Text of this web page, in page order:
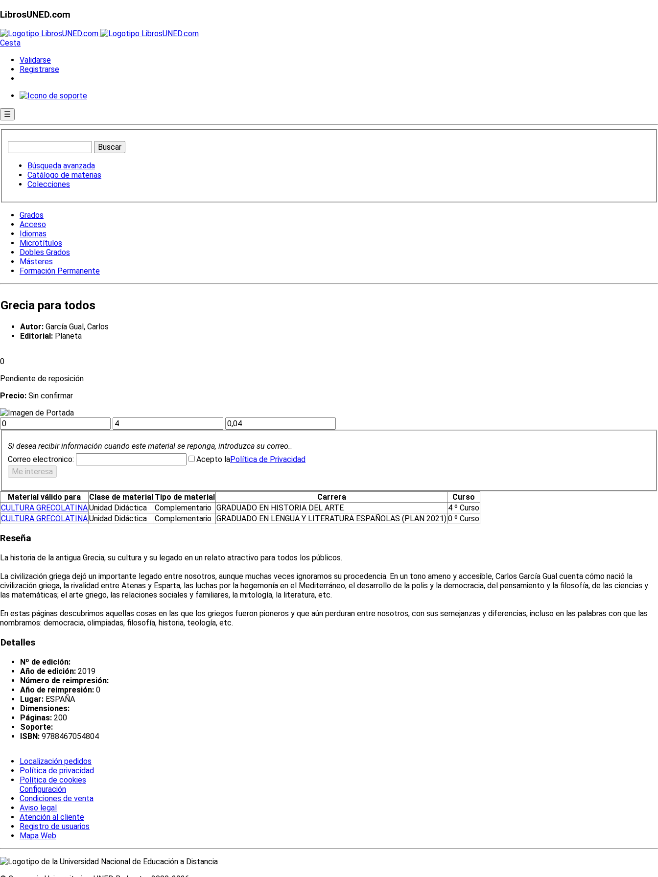
LibrosUNED.com
Cesta
Validarse
Registrarse
☰
Búsqueda avanzada
Catálogo de materias
Colecciones
Grados
Acceso
Idiomas
Microtítulos
Dobles Grados
Másteres
Formación Permanente
Grecia para todos
Autor: García Gual, Carlos
Editorial: Planeta
0
Pendiente de reposición
Precio: Sin confirmar
Si desea recibir información cuando este material se reponga, introduzca su correo..
Correo electronico:
Acepto laPolítica de Privacidad
Material válido para Clase de material Tipo de material Carrera
Curso
CULTURA GRECOLATINAUnidad Didáctica Complementario GRADUADO EN HISTORIA DEL ARTE
4 º Curso
CULTURA GRECOLATINAUnidad Didáctica Complementario GRADUADO EN LENGUA Y LITERATURA ESPAÑOLAS (PLAN 2021)0 º Curso
Reseña
La historia de la antigua Grecia, su cultura y su legado en un relato atractivo para todos los públicos.
La civilización griega dejó un importante legado entre nosotros, aunque muchas veces ignoramos su procedencia. En un tono ameno y accesible, Carlos García Gual cuenta cómo nació la
civilización griega, la rivalidad entre Atenas y Esparta, las luchas por la hegemonía en el Mediterráneo, el desarrollo de la polis y la democracia, del pensamiento y la filosofía, de las ciencias y
las matemáticas; el arte griego, las relaciones sociales y familiares, la mitología, la literatura, etc.
En estas páginas descubrimos aquellas cosas en las que los griegos fueron pioneros y que aún perduran entre nosotros, con sus semejanzas y diferencias, incluso en las palabras con que las
nombramos: democracia, olimpiadas, filosofía, historia, teología, etc.
Detalles
Nº de edición:
Año de edición: 2019
Número de reimpresión:
Año de reimpresión: 0
Lugar: ESPAÑA
Dimensiones:
Páginas: 200
Soporte:
ISBN: 9788467054804
Localización pedidos
Política de privacidad
Política de cookies
Configuración
Condiciones de venta
Aviso legal
Atención al cliente
Registro de usuarios
Mapa Web